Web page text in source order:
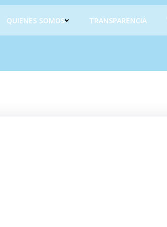
QUIENES SOMOS TRANSPARENCIA